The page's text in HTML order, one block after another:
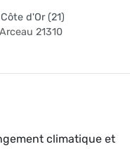
Côte d'Or (21)
21310
climatique et